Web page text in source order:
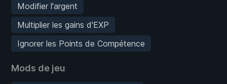
Modifier l'argent
Multiplier les gains d'EXP
Ignorer les Points de Compétence
Mods de jeu